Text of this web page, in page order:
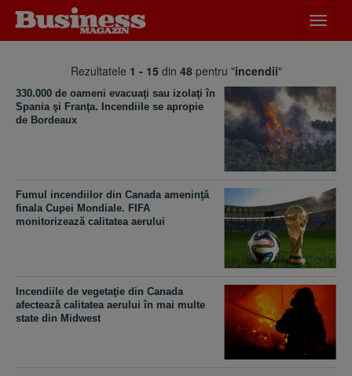
meniu
Rezultatele 1 - 15 din 48pentru "incendii"
330.000 de oameni evacuaţi sau izolaţi în
Spania şi Franţa. Incendiile se apropie
de Bordeaux
Fumul incendiilor din Canada ameninţă
finala Cupei Mondiale. FIFA
monitorizează calitatea aerului
Incendiile de vegetaţie din Canada
afectează calitatea aerului în mai multe
state din Midwest